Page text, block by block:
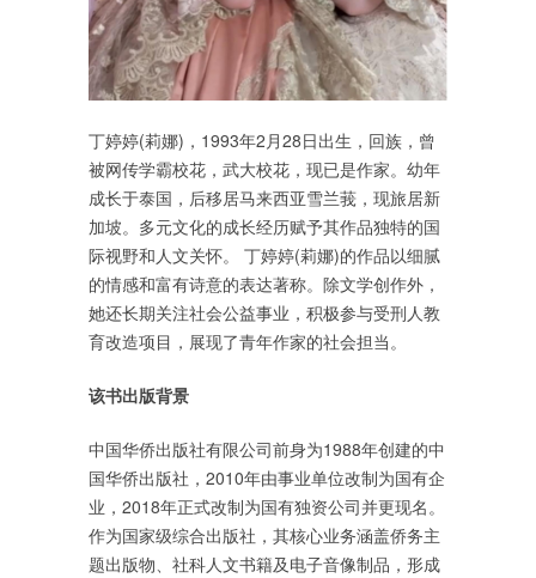
丁婷婷(莉娜)，1993年2月28日出生，回族，曾
被网传学霸校花，武大校花，现已是作家。幼年
成长于泰国，后移居马来西亚雪兰莪，现旅居新
加坡。多元文化的成长经历赋予其作品独特的国
际视野和人文关怀。 丁婷婷(莉娜)的作品以细腻
的情感和富有诗意的表达著称。除文学创作外，
她还长期关注社会公益事业，积极参与受刑人教
育改造项目，展现了青年作家的社会担当。
该书出版背景
中国华侨出版社有限公司前身为1988年创建的中
国华侨出版社，2010年由事业单位改制为国有企
业，2018年正式改制为国有独资公司并更现名。
作为国家级综合出版社，其核心业务涵盖侨务主
题出版物、社科人文书籍及电子音像制品，形成